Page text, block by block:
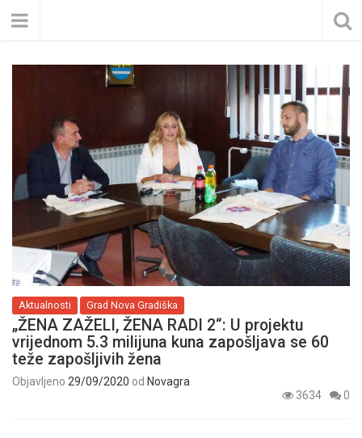
Aktualnosti Grad Nova Gradiška
„ŽENA ZAŽELI, ŽENA RADI 2“: U projektu
vrijednom 5.3 milijuna kuna zapošljava se 60
teže zapošljivih žena
Objavljeno 29/09/2020 od Novagra
3634
0